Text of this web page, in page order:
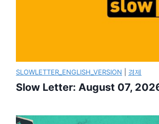
SLOWLETTER_ENGLISH_VERSION 경제
Slow Letter: August 07,